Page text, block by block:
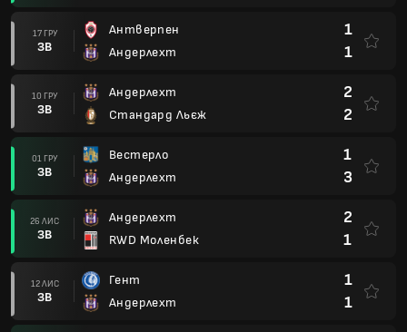
17 ГРУ
ЗВ
Антверпен
Андерлехт
1
1
10 ГРУ
ЗВ
Андерлехт
Стандард Льєж
2
2
01 ГРУ
ЗВ
Вестерло
Андерлехт
1
3
26 ЛИС
ЗВ
Андерлехт
RWD Моленбек
2
1
12 ЛИС
ЗВ
Гент
Андерлехт
1
1